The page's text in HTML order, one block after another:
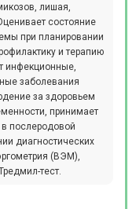
лишая,
состояние
при планировании
и терапию
инфекционные,
заболевания
за здоровьем
принимает
послеродовой
диагностических
(ВЭМ),
тест.